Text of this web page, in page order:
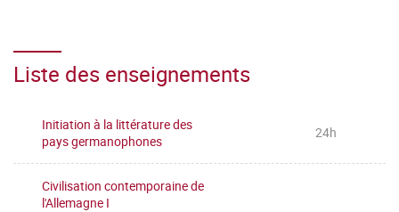
Liste des enseignements
Initiation à la littérature des
pays germanophones
24h
Civilisation contemporaine de
l'Allemagne I